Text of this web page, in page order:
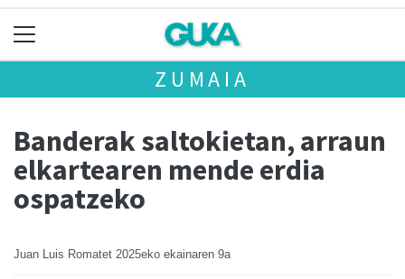
ZUMAIA
Banderak saltokietan, arraun
elkartearen mende erdia
ospatzeko
Juan Luis Romatet 2025eko ekainaren 9a